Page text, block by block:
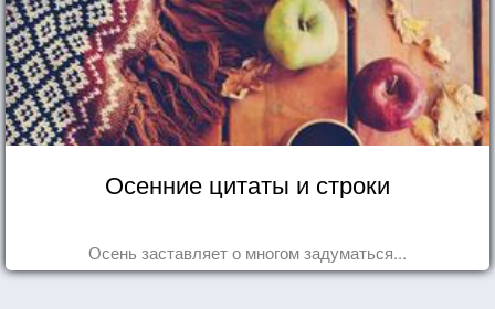
Осенние цитаты и строки
Осень заставляет о многом задуматься...